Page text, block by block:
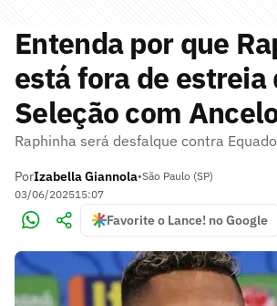
Entenda por que
está fora de estreia
Seleção com
Raphinha será desfalque contra
PorIzabella Giannola•São Paulo (SP)
03/06/202515:07
Favorite o Lance! no Google